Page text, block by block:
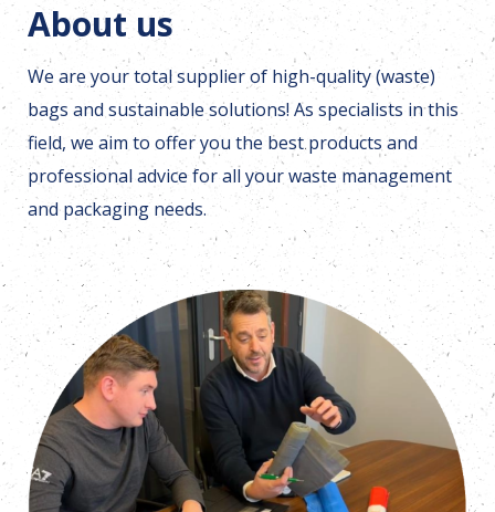
About us
We are your total supplier of high-quality (waste)
bags and sustainable solutions! As specialists in this
field, we aim to offer you the best products and
professional advice for all your waste management
and packaging needs.